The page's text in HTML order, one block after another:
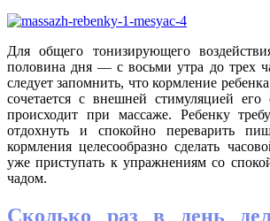
Для общего тонизирующего
половина дня — с восьми утра до трех
следует запомнить, что кормление
сочетается с внешней стимуляцией его
происходит при массаже. Ребенку
отдохнуть и спокойно переварить
кормления целесообразно сделать
уже приступать к упражнениям со
чадом.
Сколько раз в день